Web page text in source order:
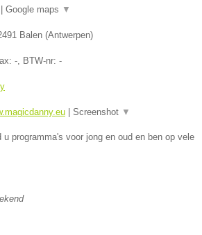
Google maps ▼
Balen (Antwerpen)
- , BTW-nr: -
Screenshot ▼
u programma's voor jong en oud en ben op vele